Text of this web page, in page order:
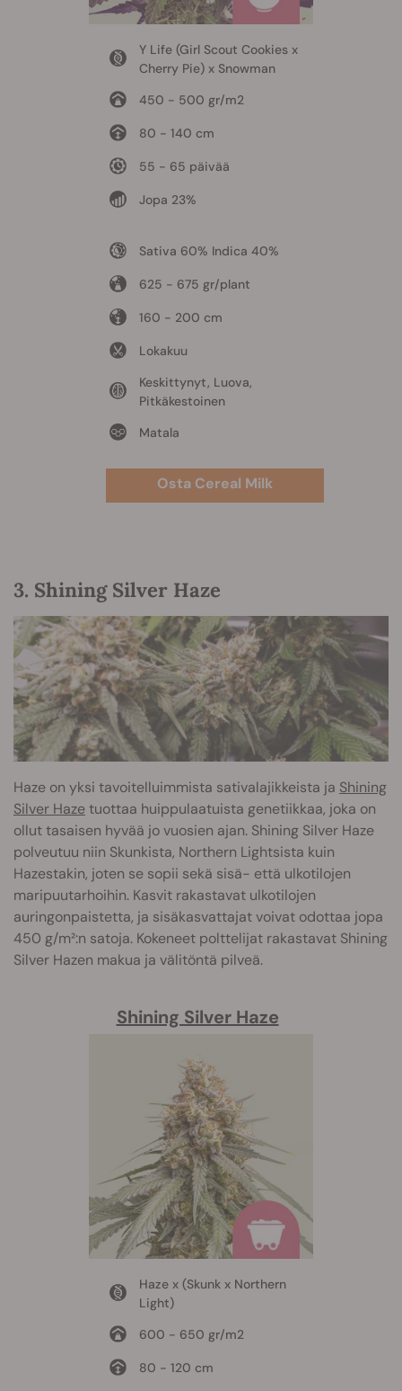
Y Life (Girl Scout Cookies x
Cherry Pie) x Snowman
450 - 500 gr/m2
80 - 140 cm
55 - 65 päivää
Jopa 23%
Sativa 60% Indica 40%
625 - 675 gr/plant
160 - 200 cm
Lokakuu
Keskittynyt, Luova,
Pitkäkestoinen
Matala
Osta Cereal Milk
3. Shining Silver Haze
Haze on yksi tavoitelluimmista sativalajikkeista ja Shining
Silver Hazetuottaa huippulaatuista genetiikkaa, joka on
ollut tasaisen hyvää jo vuosien ajan. Shining Silver Haze
polveutuu niin Skunkista, Northern Lightsista kuin
Hazestakin, joten se sopii sekä sisä- että ulkotilojen
maripuutarhoihin. Kasvit rakastavat ulkotilojen
auringonpaistetta, ja sisäkasvattajat voivat odottaa jopa
450 g/m²:n satoja. Kokeneet polttelijat rakastavat Shining
Silver Hazen makua ja välitöntä pilveä.
Shining Silver Haze
Haze x (Skunk x Northern
Light)
600 - 650 gr/m2
80 - 120 cm